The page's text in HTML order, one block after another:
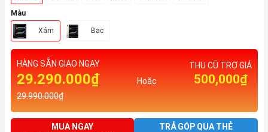
Màu
Xám Bạc
HÀNG SẴN GIAO NGAY
29.290.000₫
29.990.000₫
Hoặc
THU CŨ TRỢ GIÁ
500,000₫
MUA NGAY TRẢ GÓP QUA THẺ